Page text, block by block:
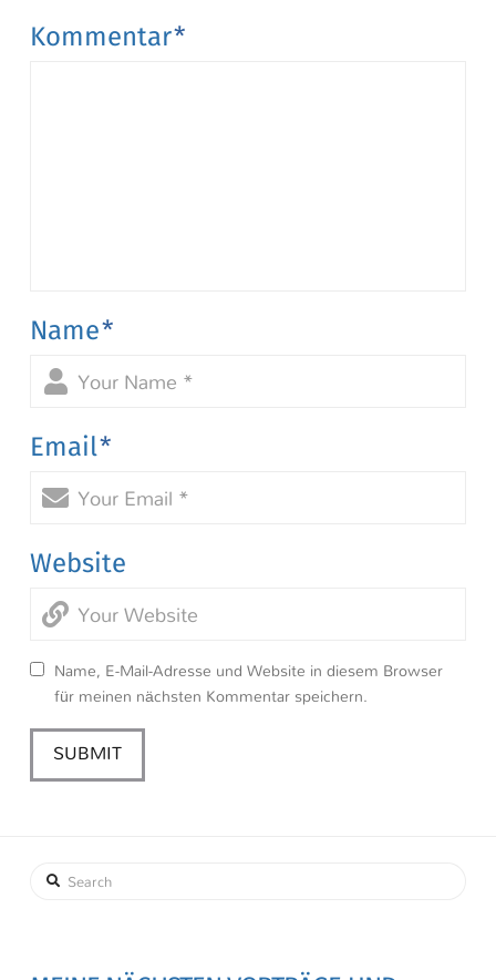
Kommentar*
Name*
Email*
Website
Name, E-Mail-Adresse und Website in diesem Browser
für meinen nächsten Kommentar speichern.
Search